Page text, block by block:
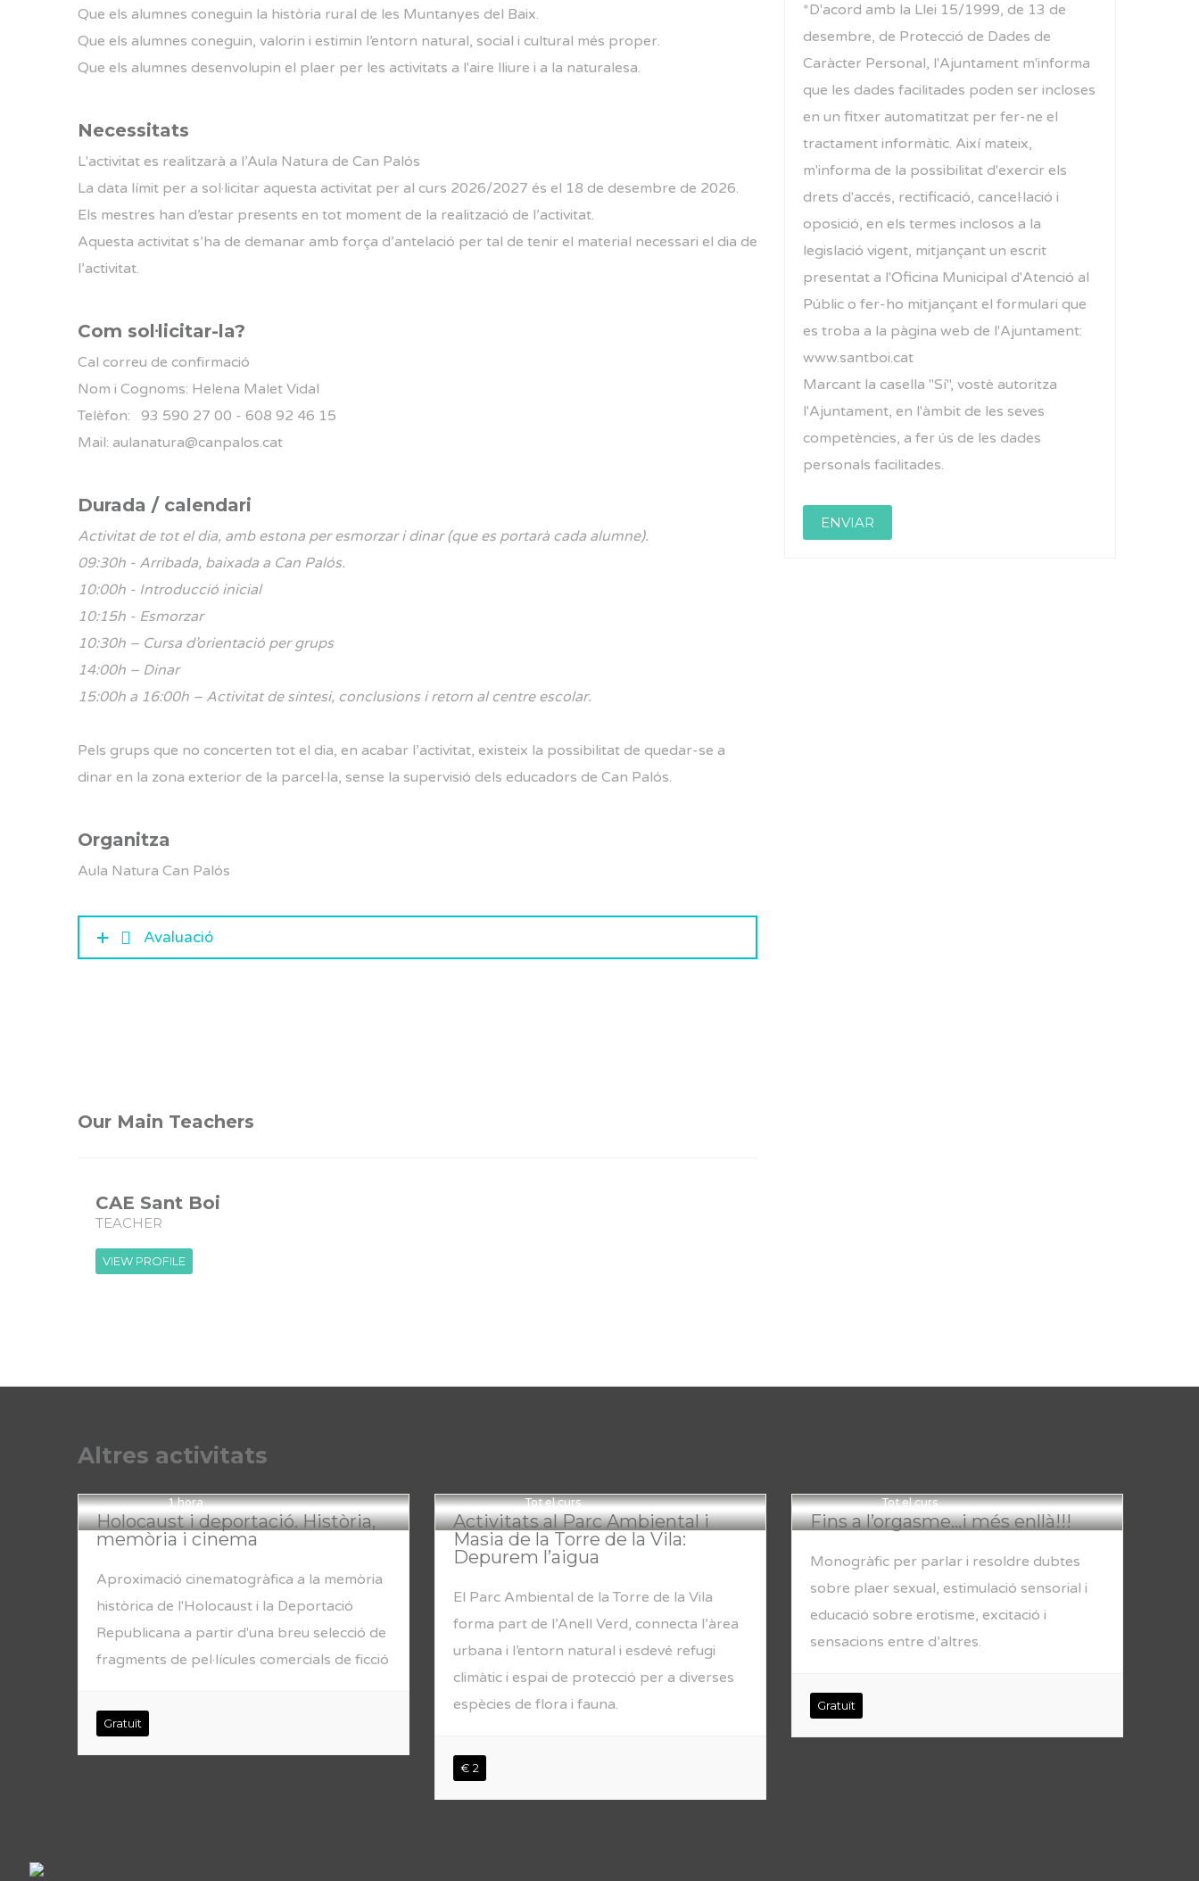
Que els alumnes coneguin la història rural de les Muntanyes del Baix.
Que els alumnes coneguin, valorin i estimin l’entorn natural, social i cultural més proper.
Que els alumnes desenvolupin el plaer per les activitats a l'aire lliure i a la naturalesa.
Necessitats
L'activitat es realitzarà a l’Aula Natura de Can Palós
La data límit per a sol·licitar aquesta activitat per al curs 2026/2027 és el 18 de desembre de 2026.
Els mestres han d’estar presents en tot moment de la realització de l’activitat.
Aquesta activitat s’ha de demanar amb força d’antelació per tal de tenir el material necessari el dia de
l’activitat.
Com sol·licitar-la?
Cal correu de confirmació
Nom i Cognoms: Helena Malet Vidal
Telèfon: 93 590 27 00 - 608 92 46 15
Mail: aulanatura@canpalos.cat
Durada / calendari
Activitat de tot el dia, amb estona per esmorzar i dinar (que es portarà cada alumne).
09:30h - Arribada, baixada a Can Palós.
10:00h - Introducció inicial
10:15h - Esmorzar
10:30h – Cursa d’orientació per grups
14:00h – Dinar
15:00h a 16:00h – Activitat de síntesi, conclusions i retorn al centre escolar.
Pels grups que no concerten tot el dia, en acabar l’activitat, existeix la possibilitat de quedar-se a
dinar en la zona exterior de la parcel·la, sense la supervisió dels educadors de Can Palós.
Organitza
Aula Natura Can Palós
Avaluació
Our Main Teachers
CAE Sant Boi
TEACHER
VIEW PROFILE
*D'acord amb la Llei 15/1999, de 13 de
desembre, de Protecció de Dades de
Caràcter Personal, l'Ajuntament m'informa
que les dades facilitades poden ser incloses
en un fitxer automatitzat per fer-ne el
tractament informàtic. Així mateix,
m'informa de la possibilitat d'exercir els
drets d'accés, rectificació, cancel·lació i
oposició, en els termes inclosos a la
legislació vigent, mitjançant un escrit
presentat a l'Oficina Municipal d'Atenció al
Públic o fer-ho mitjançant el formulari que
es troba a la pàgina web de l'Ajuntament:
www.santboi.cat
Marcant la casella "Sí", vostè autoritza
l'Ajuntament, en l'àmbit de les seves
competències, a fer ús de les dades
personals facilitades.
Altres activitats
1 hora
Holocaust i deportació. Història,
memòria i cinema
Aproximació cinematogràfica a la memòria
històrica de l'Holocaust i la Deportació
Republicana a partir d'una breu selecció de
fragments de pel·lícules comercials de ficció
Gratuït
Tot el curs
Activitats al Parc Ambiental i
Masia de la Torre de la Vila:
Depurem l’aigua
El Parc Ambiental de la Torre de la Vila
forma part de l’Anell Verd, connecta l’àrea
urbana i l’entorn natural i esdevé refugi
climàtic i espai de protecció per a diverses
espècies de flora i fauna.
€ 2
Tot el curs
Fins a l’orgasme…i més enllà!!!
Monogràfic per parlar i resoldre dubtes
sobre plaer sexual, estimulació sensorial i
educació sobre erotisme, excitació i
sensacions entre d’altres.
Gratuït